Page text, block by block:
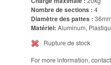
Nombre de sections : 4
Diamètre des pattes :
Matériel: Aluminum,
Rupture de stock
For more information,